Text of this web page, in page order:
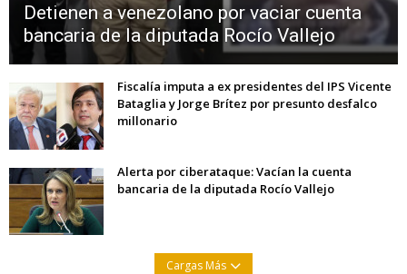
Detienen a venezolano por vaciar cuenta
bancaria de la diputada Rocío Vallejo
Fiscalía imputa a ex presidentes del IPS Vicente
Bataglia y Jorge Brítez por presunto desfalco
millonario
Alerta por ciberataque: Vacían la cuenta
bancaria de la diputada Rocío Vallejo
Cargas Más